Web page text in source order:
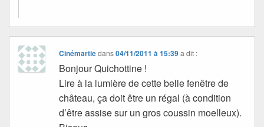
Cinémartiedans04/11/2011 à 15:39 a dit :
Bonjour Quichottine !
Lire à la lumière de cette belle fenêtre de
château, ça doit être un régal (à condition
d’être assise sur un gros coussin moelleux).